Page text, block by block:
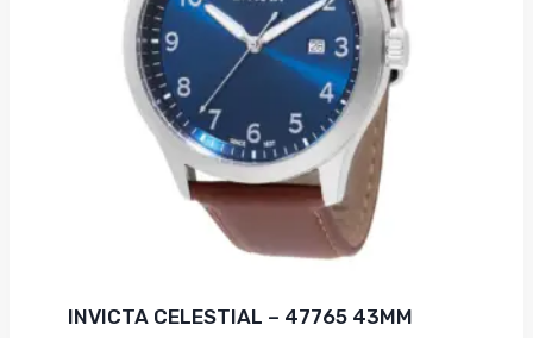
INVICTA CELESTIAL – 47765 43MM